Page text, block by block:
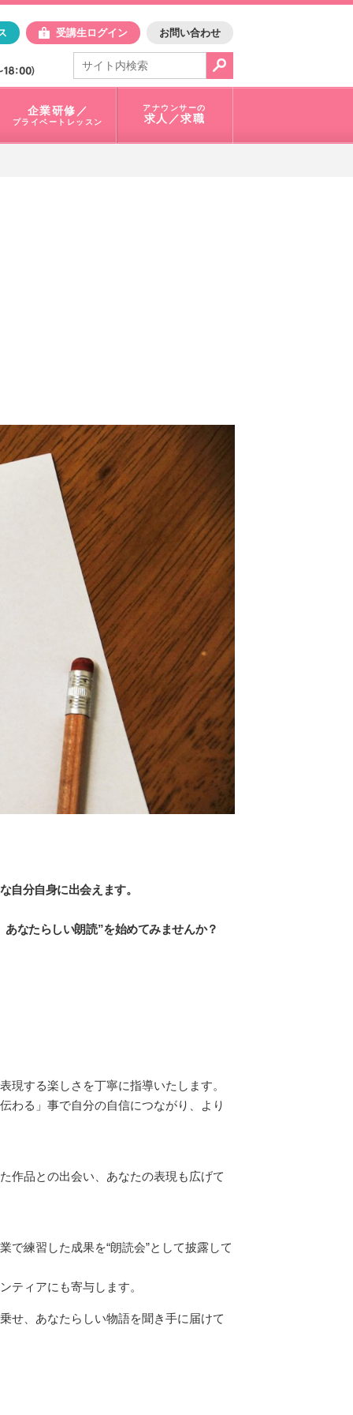
アスク
受講生ログイン お問い合わせ
電話で問合せ：
03-3401-1010
企業研修／
プライベートレッスン
アナウンサーの
求人／求職
自分自身に出会えます。
なたらしい朗読”を始めてみませんか？
する楽しさを丁寧に指導いたします。
わる」事で自分の自信につながり、より
作品との出会い、あなたの表現も広げて
で練習した成果を“朗読会”として披露して
ティアにも寄与します。
せ、あなたらしい物語を聞き手に届けて